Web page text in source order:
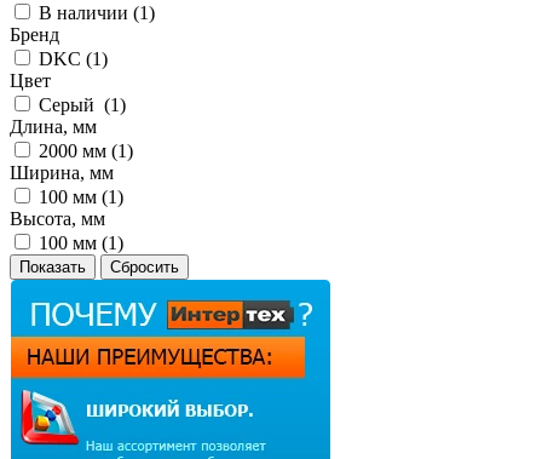
В наличии (1)
Бренд
DKC (1)
Цвет
Серый (1)
Длина, мм
2000 мм (1)
Ширина, мм
100 мм (1)
Высота, мм
100 мм (1)